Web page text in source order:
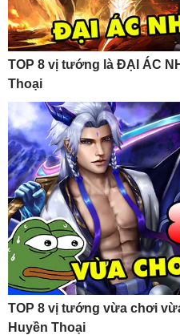
TOP 8 vị tướng là ĐẠI ÁC
Thoại
TOP 8 vị tướng vừa chơi
Huyền Thoại